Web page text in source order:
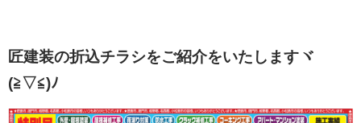
匠建装の折込チラシをご紹介をいたしますヾ
(≧▽≦)ﾉ